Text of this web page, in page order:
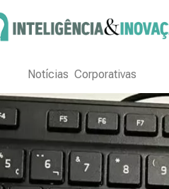
Notícias Corporativas